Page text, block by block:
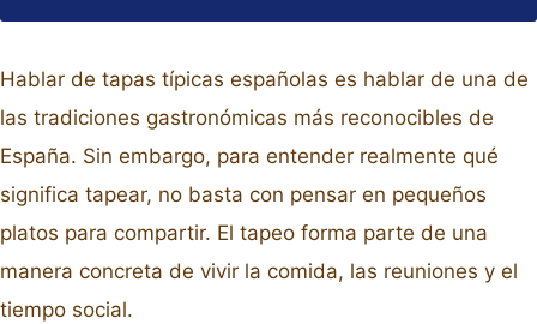
Hablar de tapas típicas españolas es hablar de una de
las tradiciones gastronómicas más reconocibles de
España. Sin embargo, para entender realmente qué
significa tapear, no basta con pensar en pequeños
platos para compartir. El tapeo forma parte de una
manera concreta de vivir la comida, las reuniones y el
tiempo social.